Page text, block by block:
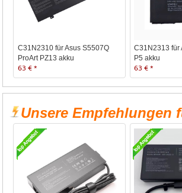
C31N2310 für Asus S5507Q
ProArt PZ13 akku
63 € *
C31N2313 für
P5 akku
63 € *
Unsere Empfehlungen